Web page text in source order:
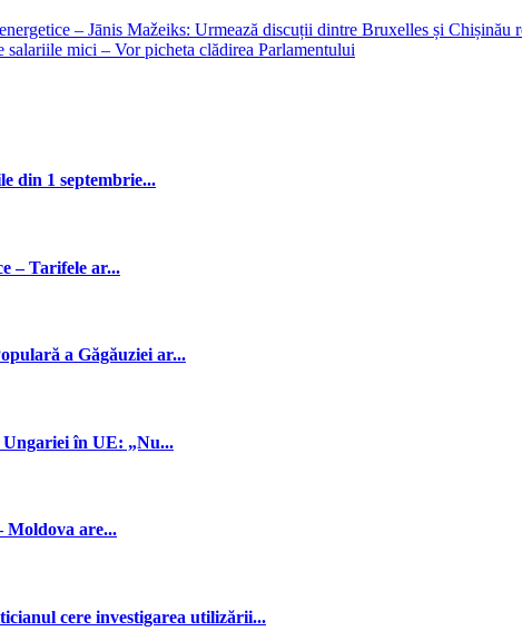
– Jānis Mažeiks: Urmează discuții dintre Bruxelles și Chișinău
mici – Vor picheta clădirea Parlamentului
din 1 septembrie...
– Tarifele ar...
a Găgăuziei ar...
în UE: „Nu...
Moldova are...
cere investigarea utilizării...